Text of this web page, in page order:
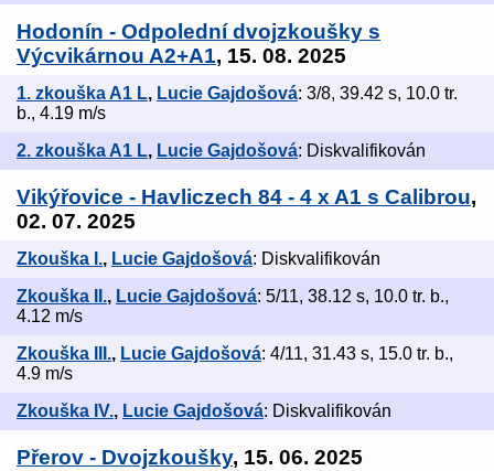
Hodonín - Odpolední dvojzkoušky s
Výcvikárnou A2+A1, 15. 08. 2025
1. zkouška A1 L, Lucie Gajdošová: 3/8, 39.42 s, 10.0 tr.
b., 4.19 m/s
2. zkouška A1 L, Lucie Gajdošová: Diskvalifikován
Vikýřovice - Havliczech 84 - 4 x A1 s Calibrou,
02. 07. 2025
Zkouška I., Lucie Gajdošová: Diskvalifikován
Zkouška II., Lucie Gajdošová: 5/11, 38.12 s, 10.0 tr. b.,
4.12 m/s
Zkouška III., Lucie Gajdošová: 4/11, 31.43 s, 15.0 tr. b.,
4.9 m/s
Zkouška IV., Lucie Gajdošová: Diskvalifikován
Přerov - Dvojzkoušky, 15. 06. 2025